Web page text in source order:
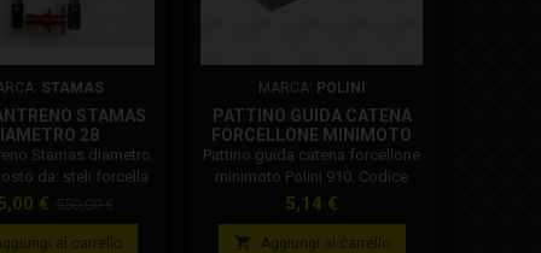
STAMAS
STAMAS
28
Stamas diametro
da: steli forcella
semi manubri d. 28
semi manubri
piastre forcella
€
base
al carrello
MARCA: POLINI
PATTINO GUIDA CATENA
FORCELLONE MINIMOTO
POLINI 910 143.565.001
Pattino guida catena forcellone
minimoto Polini 910. Codice
Polini: 143.565.001
Prezzo
5,14 €
 Aggiungi al carrello